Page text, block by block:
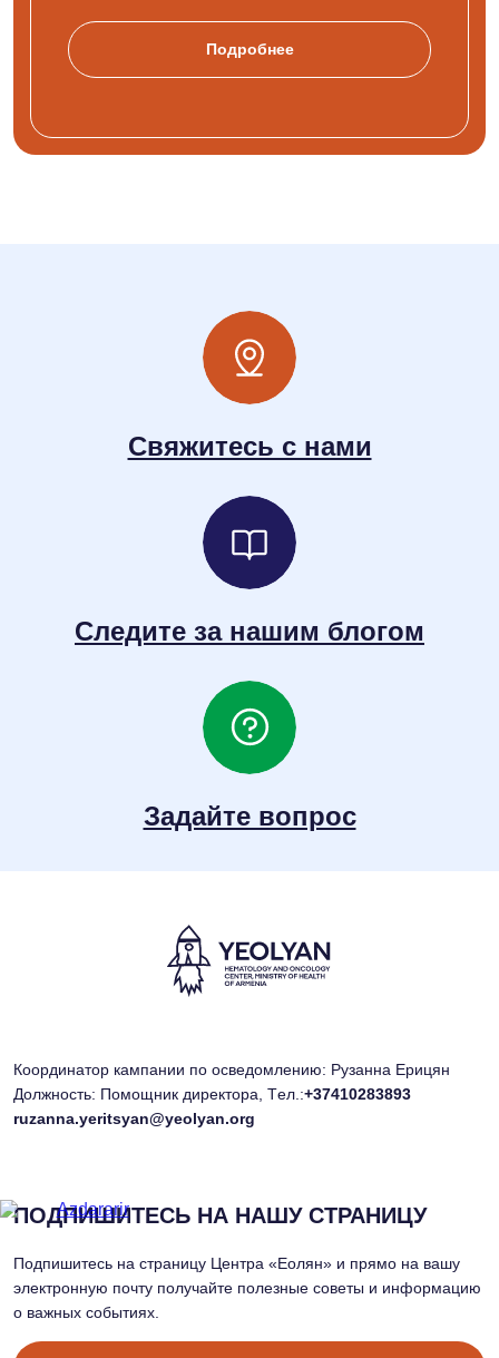
Подробнее
Свяжитесь с нами
Следите за нашим блогом
Задайте вопрос
Координатор кампании по осведомлению: Рузанна Ерицян
Должность: Помощник директора, Tел.:+37410283893
ruzanna.yeritsyan@yeolyan.org
ПОДПИШИТЕСЬ НА НАШУ СТРАНИЦУ
Подпишитесь на страницу Центра «Еолян» и прямо на вашу
электронную почту получайте полезные советы и информацию
о важных событиях.